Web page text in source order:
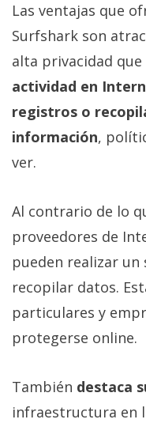
digital donde
encontrarás
todas las
noticias sobre
tecnología,
móviles,
ordenadores,
apps,
informática,
comparativas,
Informático
(CC) 2006-
2026.Algunos
derechos
reservados
Las ventajas que
Surfshark son
alta privacidad
actividad en
registros o
información,
ver.
Al contrario de lo
proveedores de
pueden realizar
recopilar datos.
particulares y
protegerse online.
También destaca
infraestructura en